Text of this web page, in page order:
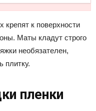
к поверхности
Маты кладут строго
необязателен,
плитку.
пленки